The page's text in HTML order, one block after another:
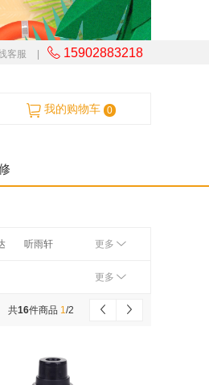
客服 15902883218
我的购物车 0
听雨轩 更多
更多
共16件商品 1/2